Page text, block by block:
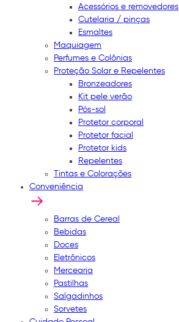
Acessórios e removedores
Cutelaria / pinças
Esmaltes
Maquiagem
Perfumes e Colônias
Proteção Solar e Repelentes
Bronzeadores
Kit pele verão
Pós-sol
Protetor corporal
Protetor facial
Protetor kids
Repelentes
Tintas e Colorações
Conveniência
Barras de Cereal
Bebidas
Doces
Eletrônicos
Mercearia
Pastilhas
Salgadinhos
Sorvetes